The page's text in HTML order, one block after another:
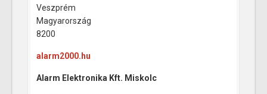
Veszprém
Magyarország
8200
alarm2000.hu
Alarm Elektronika Kft. Miskolc